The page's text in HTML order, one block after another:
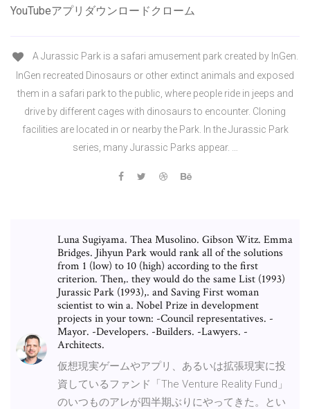
YouTubeアプリダウンロードクローム
A Jurassic Park is a safari amusement park created by InGen.
InGen recreated Dinosaurs or other extinct animals and exposed
them in a safari park to the public, where people ride in jeeps and
drive by different cages with dinosaurs to encounter. Cloning
facilities are located in or nearby the Park. In the Jurassic Park
series, many Jurassic Parks appear. …
Luna Sugiyama. Thea Musolino. Gibson Witz. Emma
Bridges. Jihyun Park would rank all of the solutions
from 1 (low) to 10 (high) according to the first
criterion. Then,. they would do the same List (1993)
Jurassic Park (1993),. and Saving First woman
scientist to win a. Nobel Prize in development
projects in your town: -Council representatives. -
Mayor. -Developers. -Builders. -Lawyers. -
Architects.
仮想現実ゲームやアプリ、あるいは拡張現実に投
資しているファンド「The Venture Reality Fund」
のいつものアレが四半期ぶりにやってきた。とい